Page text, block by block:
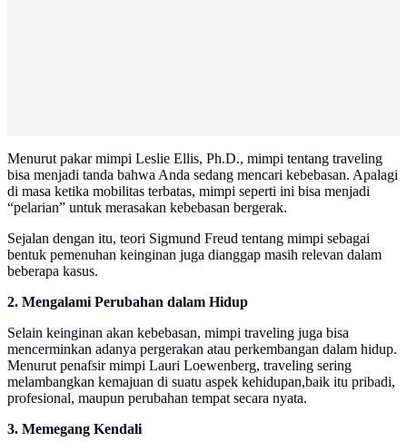
Menurut pakar mimpi Leslie Ellis, Ph.D., mimpi tentang traveling
bisa menjadi tanda bahwa Anda sedang mencari kebebasan. Apalagi
di masa ketika mobilitas terbatas, mimpi seperti ini bisa menjadi
“pelarian” untuk merasakan kebebasan bergerak.
Sejalan dengan itu, teori Sigmund Freud tentang mimpi sebagai
bentuk pemenuhan keinginan juga dianggap masih relevan dalam
beberapa kasus.
2. Mengalami Perubahan dalam Hidup
Selain keinginan akan kebebasan, mimpi traveling juga bisa
mencerminkan adanya pergerakan atau perkembangan dalam hidup.
Menurut penafsir mimpi Lauri Loewenberg, traveling sering
melambangkan kemajuan di suatu aspek kehidupan,baik itu pribadi,
profesional, maupun perubahan tempat secara nyata.
3. Memegang Kendali